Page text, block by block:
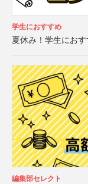
学生におすすめ
夏休み！学生にお
編集部セレクト